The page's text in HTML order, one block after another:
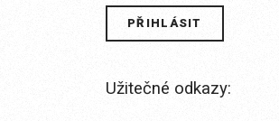
Užitečné odkazy: